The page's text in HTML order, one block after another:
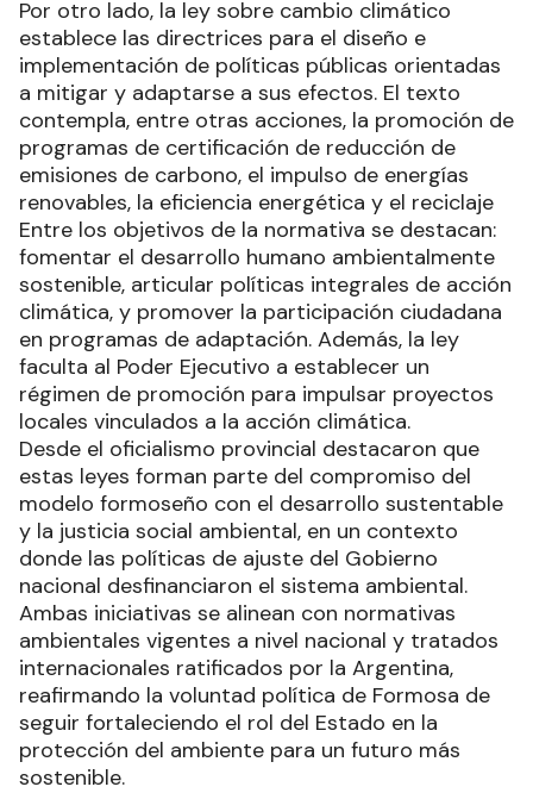
Por otro lado, la ley sobre cambio climático
establece las directrices para el diseño e
implementación de políticas públicas orientadas
a mitigar y adaptarse a sus efectos. El texto
contempla, entre otras acciones, la promoción de
programas de certificación de reducción de
emisiones de carbono, el impulso de energías
renovables, la eficiencia energética y el reciclaje
Entre los objetivos de la normativa se destacan:
fomentar el desarrollo humano ambientalmente
sostenible, articular políticas integrales de acción
climática, y promover la participación ciudadana
en programas de adaptación. Además, la ley
faculta al Poder Ejecutivo a establecer un
régimen de promoción para impulsar proyectos
locales vinculados a la acción climática.
Desde el oficialismo provincial destacaron que
estas leyes forman parte del compromiso del
modelo formoseño con el desarrollo sustentable
y la justicia social ambiental, en un contexto
donde las políticas de ajuste del Gobierno
nacional desfinanciaron el sistema ambiental.
Ambas iniciativas se alinean con normativas
ambientales vigentes a nivel nacional y tratados
internacionales ratificados por la Argentina,
reafirmando la voluntad política de Formosa de
seguir fortaleciendo el rol del Estado en la
protección del ambiente para un futuro más
sostenible.